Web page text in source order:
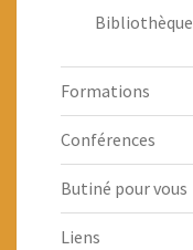
Bibliothèque
Formations
Conférences
Butiné pour vous
Liens